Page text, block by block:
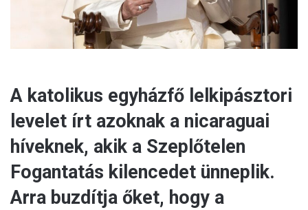
A katolikus egyházfő lelkipásztori
levelet írt azoknak a nicaraguai
híveknek, akik a Szeplőtelen
Fogantatás kilencedet ünneplik.
Arra buzdítja őket, hogy a